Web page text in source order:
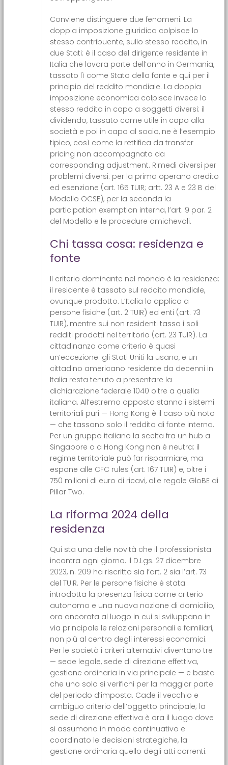
Conviene distinguere due fenomeni. La
doppia imposizione giuridica colpisce lo
stesso contribuente, sullo stesso reddito, in
due Stati: è il caso del dirigente residente in
Italia che lavora parte dell’anno in Germania,
tassato lì come Stato della fonte e qui per il
principio del reddito mondiale. La doppia
imposizione economica colpisce invece lo
stesso reddito in capo a soggetti diversi: il
dividendo, tassato come utile in capo alla
società e poi in capo al socio, ne è l’esempio
tipico, così come la rettifica da transfer
pricing non accompagnata da
corresponding adjustment. Rimedi diversi per
problemi diversi: per la prima operano credito
ed esenzione (art. 165 TUIR; artt. 23 A e 23 B del
Modello OCSE), per la seconda la
participation exemption interna, l’art. 9 par. 2
del Modello e le procedure amichevoli.
Chi tassa cosa: residenza e
fonte
Il criterio dominante nel mondo è la residenza:
il residente è tassato sul reddito mondiale,
ovunque prodotto. L’Italia lo applica a
persone fisiche (art. 2 TUIR) ed enti (art. 73
TUIR), mentre sui non residenti tassa i soli
redditi prodotti nel territorio (art. 23 TUIR). La
cittadinanza come criterio è quasi
un’eccezione: gli Stati Uniti la usano, e un
cittadino americano residente da decenni in
Italia resta tenuto a presentare la
dichiarazione federale 1040 oltre a quella
italiana. All’estremo opposto stanno i sistemi
territoriali puri — Hong Kong è il caso più noto
— che tassano solo il reddito di fonte interna.
Per un gruppo italiano la scelta fra un hub a
Singapore o a Hong Kong non è neutra: il
regime territoriale può far risparmiare, ma
espone alle CFC rules (art. 167 TUIR) e, oltre i
750 milioni di euro di ricavi, alle regole GloBE di
Pillar Two.
La riforma 2024 della
residenza
Qui sta una delle novità che il professionista
incontra ogni giorno. Il D.Lgs. 27 dicembre
2023, n. 209 ha riscritto sia l’art. 2 sia l’art. 73
del TUIR. Per le persone fisiche è stata
introdotta la presenza fisica come criterio
autonomo e una nuova nozione di domicilio,
ora ancorata al luogo in cui si sviluppano in
via principale le relazioni personali e familiari,
non più al centro degli interessi economici.
Per le società i criteri alternativi diventano tre
— sede legale, sede di direzione effettiva,
gestione ordinaria in via principale — e basta
che uno solo si verifichi per la maggior parte
del periodo d’imposta. Cade il vecchio e
ambiguo criterio dell’oggetto principale; la
sede di direzione effettiva è ora il luogo dove
si assumono in modo continuativo e
coordinato le decisioni strategiche, la
gestione ordinaria quello degli atti correnti.